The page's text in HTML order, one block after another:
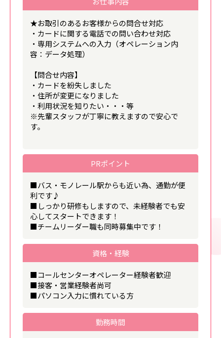
★お取引のあるお客様からの問合せ対応
・カードに関する電話での問い合わせ対応
・専用システムへの入力（オペレーション内
容：データ処理）
【問合せ内容】
・カードを紛失しました
・住所が変更になりました
・利用状況を知りたい・・・等
※先輩スタッフが丁寧に教えますので安心で
す。
PRポイント
■バス・モノレール駅からも近い為、通勤が便
利です♪
■しっかり研修もしますので、未経験者でも安
心してスタートできます！
■チームリーダー職も同時募集中です！
資格・経験
■コールセンターオペレーター経験者歓迎
■接客・営業経験者尚可
■パソコン入力に慣れている方
勤務時間